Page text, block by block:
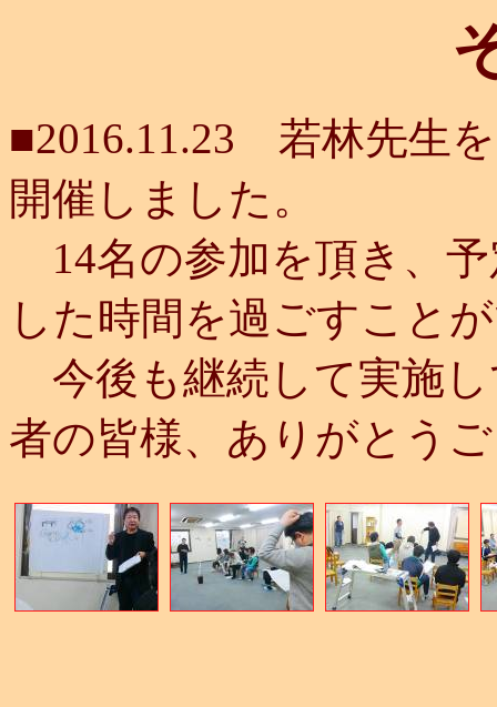
■2016.11.23 若林先生
開催しました。
14名の参加を頂き、
した時間を過ごすこと
今後も継続して実施
者の皆様、ありがとう